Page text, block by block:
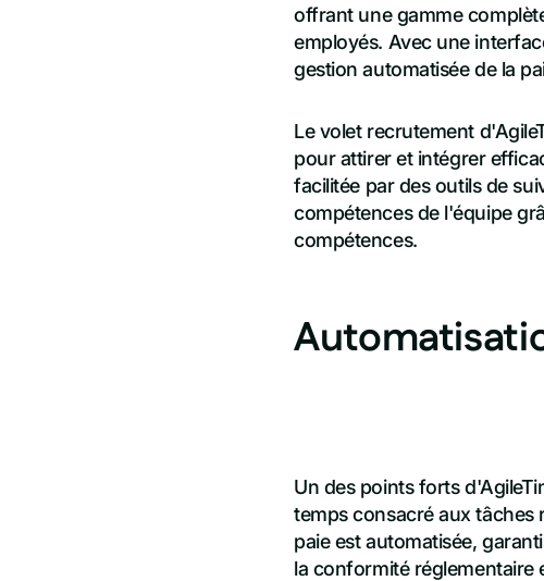
offrant une gamme
employés. Avec une
gestion automatisée de la
Le volet recrutement
pour attirer et intégrer
facilitée par des outils de
compétences de l'équipe
compétences.
Un des points forts
temps consacré aux tâches
paie est automatisée,
la conformité réglementaire